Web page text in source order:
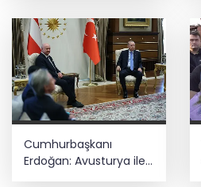
Cumhurbaşkanı
Erdoğan: Avusturya ile
ticaret hacminde